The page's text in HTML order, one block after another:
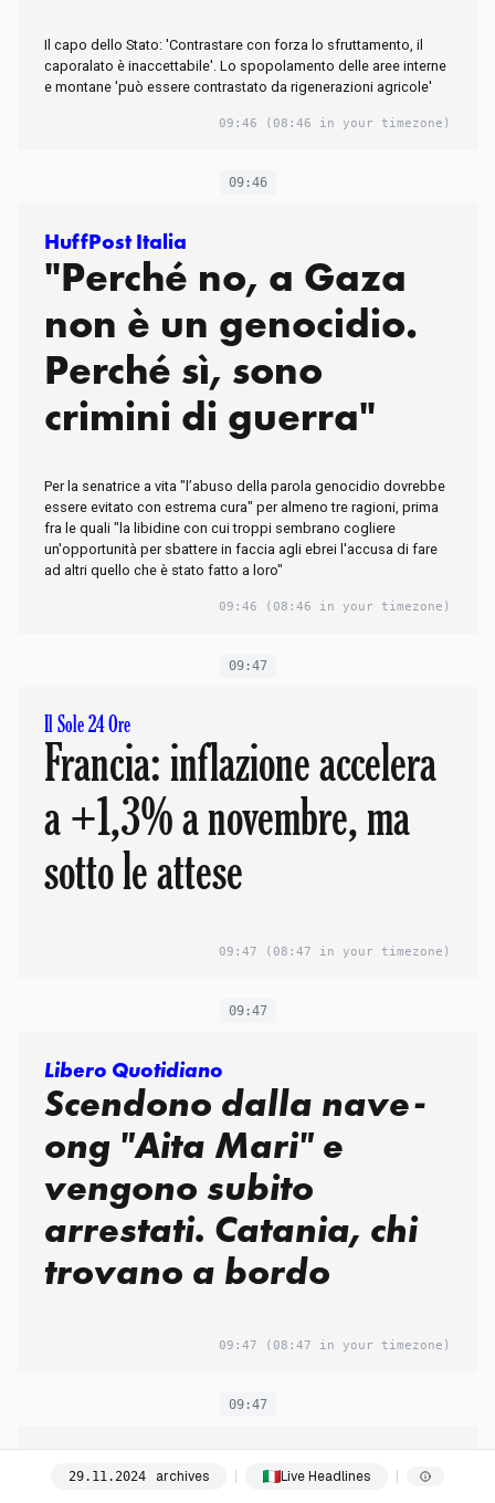
Il capo dello Stato: 'Contrastare con forza lo sfruttamento, il
caporalato è inaccettabile'. Lo spopolamento delle aree interne
e montane 'può essere contrastato da rigenerazioni agricole'
09:46 (08:46 in your timezone)
09:46
HuffPost Italia
"Perché no, a Gaza
non è un genocidio.
Perché sì, sono
crimini di guerra"
Per la senatrice a vita "l’abuso della parola genocidio dovrebbe
essere evitato con estrema cura" per almeno tre ragioni, prima
fra le quali "la libidine con cui troppi sembrano cogliere
un'opportunità per sbattere in faccia agli ebrei l'accusa di fare
ad altri quello che è stato fatto a loro"
09:46 (08:46 in your timezone)
09:47
Il Sole 24 Ore
Francia: inflazione accelera
a +1,3% a novembre, ma
sotto le attese
09:47 (08:47 in your timezone)
09:47
Libero Quotidiano
Scendono dalla nave-
ong "Aita Mari" e
vengono subito
arrestati. Catania, chi
trovano a bordo
09:47 (08:47 in your timezone)
09:47
La Stampa
29. 11.2024 archives Live Headlines